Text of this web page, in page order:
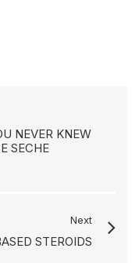
NEVER KNEW
SECHE
Next
STEROIDS